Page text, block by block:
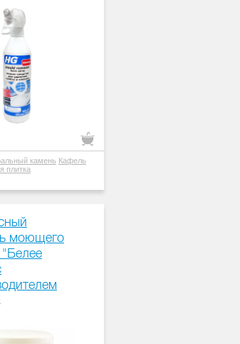
камень Кафель
плитка
моющего
"Белее